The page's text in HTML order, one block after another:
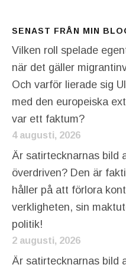
SENAST FRÅN MIN
Vilken roll spelade
när det gäller
Och varför lierade sig
med den europeiska
var ett faktum?
4 augusti, 2026
Är satirtecknarnas bild
överdriven? Den är
håller på att förlora
verkligheten, sin
politik!
2 augusti, 2026
Är satirtecknarnas bild